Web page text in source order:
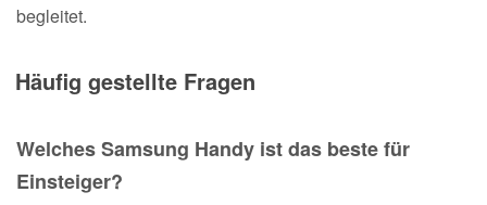
begleitet.
Häufig gestellte Fragen
Welches Samsung Handy ist das beste für
Einsteiger?